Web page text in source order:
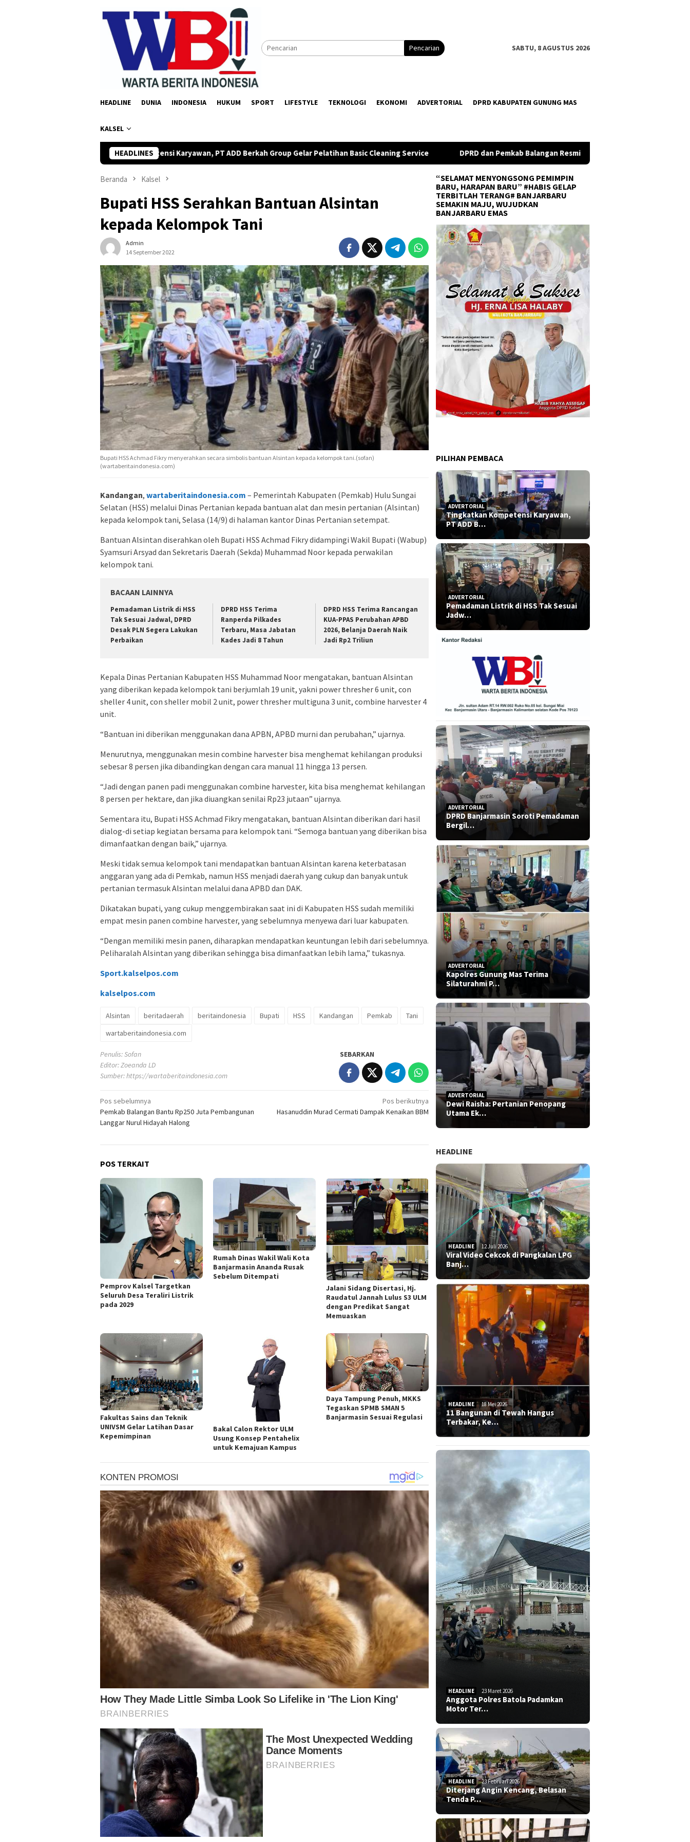
Pencarian SABTU, 8 AGUSTUS 2026
HEADLINE DUNIA INDONESIA HUKUM SPORT LIFESTYLE TEKNOLOGI EKONOMI ADVERTORIAL DPRD KABUPATEN GUNUNG MAS
KALSEL
HEADLINES
Kompetensi Karyawan, PT ADD Berkah Group Gelar Pelatihan Basic Cleaning Service DPRD dan Pemkab Balangan Resmi Setujui Raperda Perubahan APBD 2026
Beranda Kalsel
Bupati HSS Serahkan Bantuan Alsintan
kepada Kelompok Tani
Admin
14 September 2022
Bupati HSS Achmad Fikry menyerahkan secara simbolis bantuan Alsintan kepada kelompok tani.(sofan)
(wartaberitaindonesia.com)
Kandangan, wartaberitaindonesia.com – Pemerintah Kabupaten (Pemkab) Hulu Sungai
Selatan (HSS) melalui Dinas Pertanian kepada bantuan alat dan mesin pertanian (Alsintan)
kepada kelompok tani, Selasa (14/9) di halaman kantor Dinas Pertanian setempat.
Bantuan Alsintan diserahkan oleh Bupati HSS Achmad Fikry didampingi Wakil Bupati (Wabup)
Syamsuri Arsyad dan Sekretaris Daerah (Sekda) Muhammad Noor kepada perwakilan
kelompok tani.
BACAAN LAINNYA
Pemadaman Listrik di HSS
Tak Sesuai Jadwal, DPRD
Desak PLN Segera Lakukan
Perbaikan
DPRD HSS Terima
Ranperda Pilkades
Terbaru, Masa Jabatan
Kades Jadi 8 Tahun
DPRD HSS Terima Rancangan
KUA-PPAS Perubahan APBD
2026, Belanja Daerah Naik
Jadi Rp2 Triliun
Kepala Dinas Pertanian Kabupaten HSS Muhammad Noor mengatakan, bantuan Alsintan
yang diberikan kepada kelompok tani berjumlah 19 unit, yakni power thresher 6 unit, con
sheller 4 unit, con sheller mobil 2 unit, power thresher multiguna 3 unit, combine harvester 4
unit.
“Bantuan ini diberikan menggunakan dana APBN, APBD murni dan perubahan,” ujarnya.
Menurutnya, menggunakan mesin combine harvester bisa menghemat kehilangan produksi
sebesar 8 persen jika dibandingkan dengan cara manual 11 hingga 13 persen.
“Jadi dengan panen padi menggunakan combine harvester, kita bisa menghemat kehilangan
8 persen per hektare, dan jika diuangkan senilai Rp23 jutaan” ujarnya.
Sementara itu, Bupati HSS Achmad Fikry mengatakan, bantuan Alsintan diberikan dari hasil
dialog-di setiap kegiatan bersama para kelompok tani. “Semoga bantuan yang diberikan bisa
dimanfaatkan dengan baik,” ujarnya.
Meski tidak semua kelompok tani mendapatkan bantuan Alsintan karena keterbatasan
anggaran yang ada di Pemkab, namun HSS menjadi daerah yang cukup dan banyak untuk
pertanian termasuk Alsintan melalui dana APBD dan DAK.
Dikatakan bupati, yang cukup menggembirakan saat ini di Kabupaten HSS sudah memiliki
empat mesin panen combine harvester, yang sebelumnya menyewa dari luar kabupaten.
“Dengan memiliki mesin panen, diharapkan mendapatkan keuntungan lebih dari sebelumnya.
Peliharalah Alsintan yang diberikan sehingga bisa dimanfaatkan lebih lama,” tukasnya.
Sport.kalselpos.com
kalselpos.com
Alsintan beritadaerah beritaindonesia Bupati HSS Kandangan Pemkab
Tani
wartaberitaindonesia.com
Penulis: Sofan
Editor: Zoeanda LD
Sumber:https://wartaberitaindonesia.com
SEBARKAN
Navigasi
pos
Pos sebelumnya
Pemkab Balangan Bantu Rp250 Juta Pembangunan
Langgar Nurul Hidayah Halong
Pos berikutnya
Hasanuddin Murad Cermati Dampak Kenaikan BBM
POS TERKAIT
Pemprov Kalsel Targetkan
Seluruh Desa Teraliri Listrik
pada 2029
Rumah Dinas Wakil Wali Kota
Banjarmasin Ananda Rusak
Sebelum Ditempati
Jalani Sidang Disertasi, Hj.
Raudatul Jannah Lulus S3 ULM
dengan Predikat Sangat
Memuaskan
Fakultas Sains dan Teknik
UNIVSM Gelar Latihan Dasar
Kepemimpinan
Bakal Calon Rektor ULM
Usung Konsep Pentahelix
untuk Kemajuan Kampus
Daya Tampung Penuh, MKKS
Tegaskan SPMB SMAN 5
Banjarmasin Sesuai Regulasi
“SELAMAT MENYONGSONG PEMIMPIN
BARU, HARAPAN BARU” #HABIS GELAP
TERBITLAH TERANG# BANJARBARU
SEMAKIN MAJU, WUJUDKAN
BANJARBARU EMAS
PILIHAN PEMBACA
ADVERTORIAL
Tingkatkan Kompetensi Karyawan,
PT ADD B…
ADVERTORIAL
Pemadaman Listrik di HSS Tak Sesuai
Jadw…
ADVERTORIAL
DPRD Banjarmasin Soroti Pemadaman
Bergil…
ADVERTORIAL
Kapolres Gunung Mas Terima
Silaturahmi P…
ADVERTORIAL
Dewi Raisha: Pertanian Penopang
Utama Ek…
HEADLINE
HEADLINE 12 Juli 2026
Viral Video Cekcok di Pangkalan LPG
Banj…
HEADLINE 18 Mei 2026
11 Bangunan di Tewah Hangus
Terbakar, Ke…
HEADLINE 23 Maret 2026
Anggota Polres Batola Padamkan
Motor Ter…
HEADLINE 23 Februari 2026
Diterjang Angin Kencang, Belasan
Tenda P…